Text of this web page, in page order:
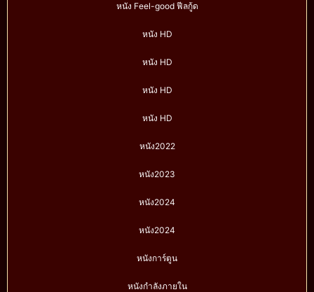
หนัง Feel-good ฟีลกู้ด
หนัง HD
หนัง HD
หนัง HD
หนัง HD
หนัง2022
หนัง2023
หนัง2024
หนัง2024
หนังการ์ตูน
หนังกำลังภายใน